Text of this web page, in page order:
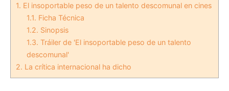
1. El insoportable peso de un talento descomunal en cines
1.1. Ficha Técnica
1.2. Sinopsis
1.3. Tráiler de 'El insoportable peso de un talento
descomunal'
2. La crítica internacional ha dicho